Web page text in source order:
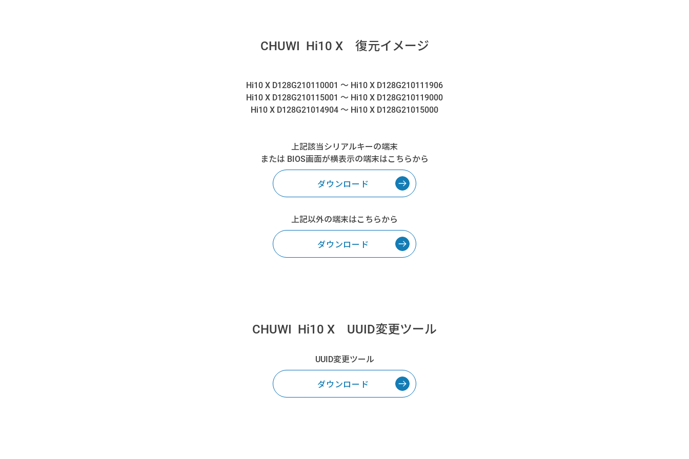
CHUWI Hi10 X復元イメージ
上記該当シリアルキーの端末
または BIOS画面が横表示の端末はこちらから
上記以外の端末はこちらから
ダウンロード
ダウンロード
Hi10 X D128G210110001 ～ Hi10 X D128G210111906
Hi10 X D128G210115001 ～ Hi10 X D128G210119000
Hi10 X D128G21014904 ～ Hi10 X D128G21015000
CHUWI Hi10 X UUID変更ツール
UUID変更ツール
ダウンロード